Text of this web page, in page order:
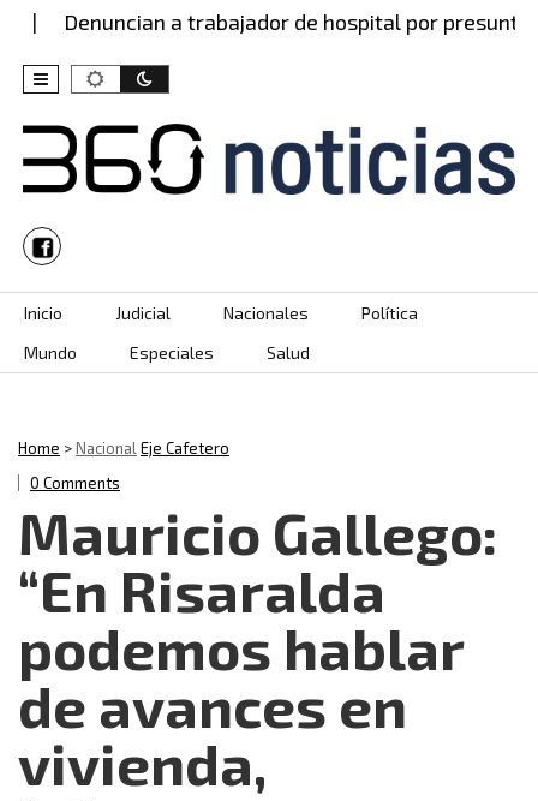
a trabajador de hospital por presunto abuso…
Skip to content
Inicio Judicial Nacionales
Política
Mundo
Especiales Salud
Home >NacionalEje Cafetero
0 Comments
Mauricio Gallego:
“En Risaralda
podemos hablar
de avances en
vivienda,